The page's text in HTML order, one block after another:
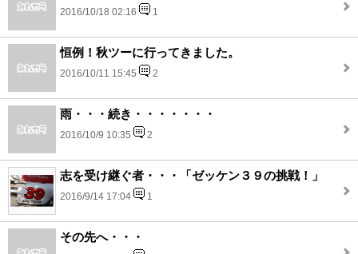
2016/10/18 02:16 1
恒例！秋ツーに行ってきました。
2016/10/11 15:45 2
雨・・・続き・・・・・・・
2016/10/9 10:35 2
志を受け継ぐ者・・・「ゼッケン３９の挑戦！」
2016/9/14 17:04 1
その先へ・・・